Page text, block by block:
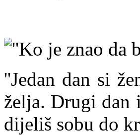
''Ko je znao da
''Jedan dan si
želja. Drugi dan
dijeliš sobu do